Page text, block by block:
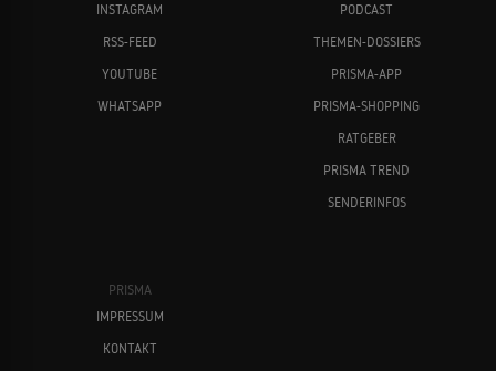
INSTAGRAM
RSS-FEED
YOUTUBE
WHATSAPP
PODCAST
THEMEN-DOSSIERS
PRISMA-APP
PRISMA-SHOPPING
RATGEBER
PRISMA TREND
SENDERINFOS
PRISMA
IMPRESSUM
KONTAKT